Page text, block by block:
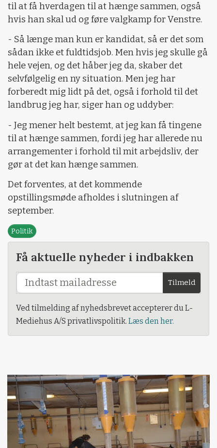
til at få hverdagen til at hænge sammen, også
hvis han skal ud og føre valgkamp for Venstre.
- Så længe man kun er kandidat, så er det som
sådan ikke et fuldtidsjob. Men hvis jeg skulle gå
hele vejen, og det håber jeg da, skaber det
selvfølgelig en ny situation. Men jeg har
forberedt mig lidt på det, også i forhold til det
landbrug jeg har, siger han og uddyber:
- Jeg mener helt bestemt, at jeg kan få tingene
til at hænge sammen, fordi jeg har allerede nu
arrangementer i forhold til mit arbejdsliv, der
gør at det kan hænge sammen.
Det forventes, at det kommende
opstillingsmøde afholdes i slutningen af
september.
Politik
Få aktuelle nyheder i indbakken
Tilmeld
Ved tilmelding af nyhedsbrevet accepterer du L-
Mediehus A/S privatlivspolitik. Læs den her.